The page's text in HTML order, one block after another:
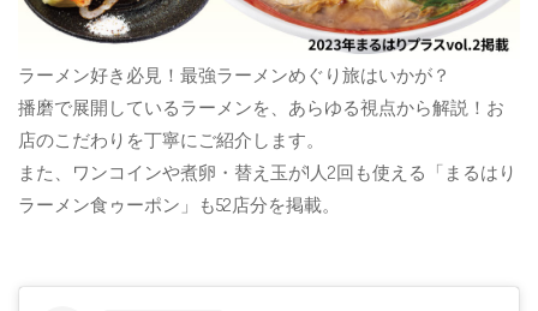
ラーメン好き必見！最強ラーメンめぐり旅はいかが？
播磨で展開しているラーメンを、あらゆる視点から解説！お
店のこだわりを丁寧にご紹介します。
また、ワンコインや煮卵・替え玉が1人2回も使える「まるはり
ラーメン食ゥーポン」も52店分を掲載。